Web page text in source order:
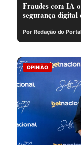
Fraudes com IA
segurança digital
Por Redação do
OPINIÃO